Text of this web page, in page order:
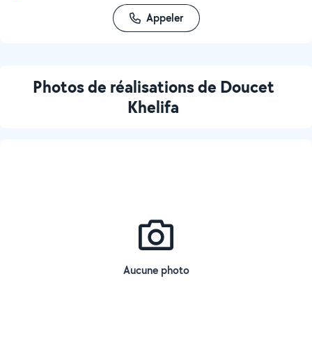
Appeler
Photos de réalisations de Doucet
Khelifa
Aucune photo